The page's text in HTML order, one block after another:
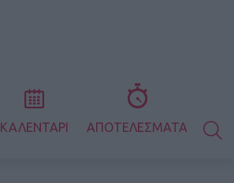
ΚΑΛΕΝΤΑΡΙ ΑΠΟΤΕΛΕΣΜΑΤΑ